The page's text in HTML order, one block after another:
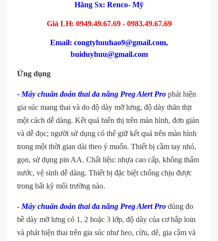
Hãng Sx: Renco- Mỹ
Giá LH: 0949.49.67.69 - 0983.49.67.69
Email: congtyhuuhao9@gmail.com,
buiduyhuu@gmail.com
Ứng dụng
- Máy chuẩn đoán thai đa năng Preg Alert Pro phát hiện
gia súc mang thai và do độ dày mỡ lưng, độ dày thăn thịt
một cách dễ dàng. Kết quả hiển thị trên màn hình, đơn giản
và dễ đọc; người sử dụng có thể giữ kết quả trên màn hình
trong một thời gian dài theo ý muốn. Thiết bị cầm tay nhỏ,
gọn, sử dụng pin AA. Chất liệu: nhựa cao cấp, không thấm
nước, vệ sinh dễ dàng. Thiết bị đặc biệt chống chịu được
trong bất kỳ môi trường nào.
- Máy chuẩn đoán thai đa năng Preg Alert Pro dùng đo
bề dày mỡ lưng có 1, 2 hoặc 3 lớp, độ dày của cơ bắp loin
và phát hiện thai trên gia súc như heo, cừu, dê, gia cầm và